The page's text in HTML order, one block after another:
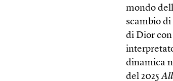
mondo
scambio
di Dior
dinamica
del 2025